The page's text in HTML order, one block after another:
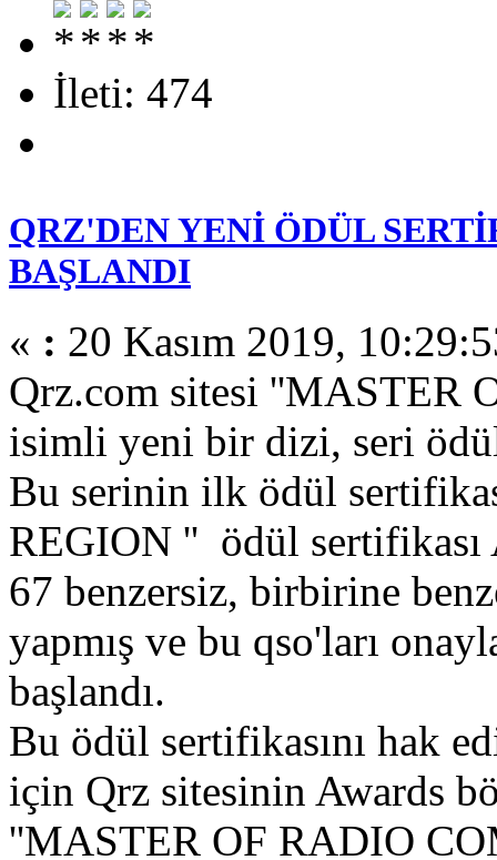
İleti: 474
QRZ'DEN YENİ ÖDÜL
BAŞLANDI
« : 20 Kasım 2019,
Qrz.com sitesi ''MASTER
isimli yeni bir dizi, seri ödül
Bu serinin ilk ödül
REGION '' ödül sertifikası
67 benzersiz, birbirine
yapmış ve bu qso'ları
başlandı.
Bu ödül sertifikasını hak
için Qrz sitesinin Awards
''MASTER OF RADIO